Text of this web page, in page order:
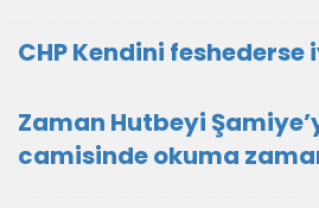
CHP Kendini feshederse
Zaman Hutbeyi
camisinde okuma